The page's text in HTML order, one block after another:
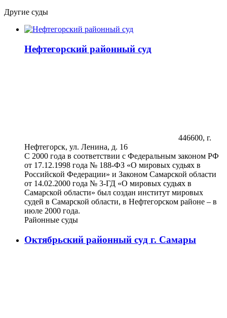
Другие суды
Нефтегорский районный суд
446600, г.
Нефтегорск, ул. Ленина, д. 16
С 2000 года в соответствии с Федеральным законом РФ
от 17.12.1998 года № 188-ФЗ «О мировых судьях в
Российской Федерации» и Законом Самарской области
от 14.02.2000 года № 3-ГД «О мировых судьях в
Самарской области» был создан институт мировых
судей в Самарской области, в Нефтегорском районе – в
июле 2000 года.
Районные суды
Октябрьский районный суд г. Самары